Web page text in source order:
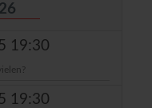
19:30
19:30